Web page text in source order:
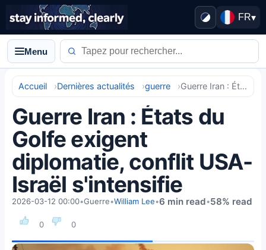
FR▾
Menu
Accueil Dernières actualités guerre Guerre Iran : États du Golfe exigent diplomatie, conflit USA-Israël s'intensifie
Guerre Iran : États du
Golfe exigent
diplomatie, conflit USA-
Israël s'intensifie
0 0
2026-03-12 00:00•Guerre•William Lee•6 min read•58% read